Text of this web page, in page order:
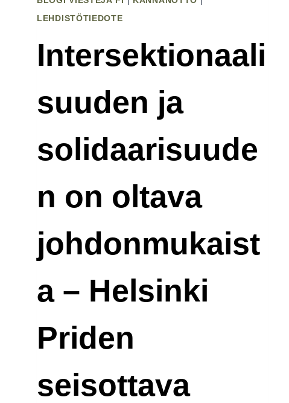
LEHDISTÖTIEDOTE
Intersektionaali
suuden ja
solidaarisuude
n on oltava
johdonmukaist
a – Helsinki
Priden
seisottava